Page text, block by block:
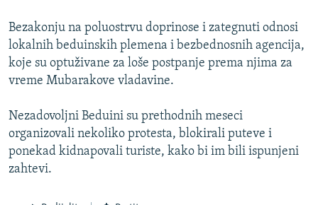
POST SCRIPTUM
MOJA EVROPA
SVE KARTE DEJTONA
NASTANAK I RASPAD JUGOSLAVIJE
Bezakonju na poluostrvu doprinose i zategnuti odnosi
lokalnih beduinskih plemena i bezbednosnih agencija,
koje su optuživane za loše postpanje prema njima za
vreme Mubarakove vladavine.
Nezadovoljni Beduini su prethodnih meseci
organizovali nekoliko protesta, blokirali puteve i
ponekad kidnapovali turiste, kako bi im bili ispunjeni
zahtevi.